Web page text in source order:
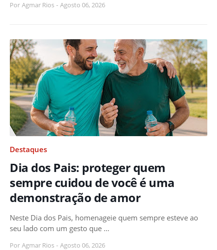
Por Agmar Rios - Agosto 06, 2026
Destaques
Dia dos Pais: proteger quem
sempre cuidou de você é uma
demonstração de amor
Neste Dia dos Pais, homenageie quem sempre esteve ao
seu lado com um gesto que …
Por Agmar Rios - Agosto 06, 2026